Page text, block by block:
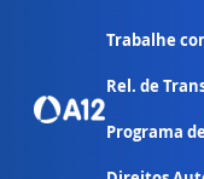
Trabalhe
Rel. de
Programa